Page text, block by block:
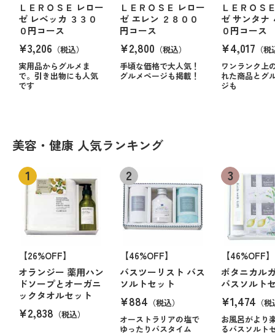
ＬＥＲＯＳＥ レロー
ゼ レベッカ ３３０
０円コース
¥3,206 （税込）
実用品からグルメま
で。引き出物にも人気
です
ＬＥＲＯＳＥ レロー
ゼ エレン ２８００
円コース
¥2,800 （税込）
手頃な価格で大人気！
グルメページも掲載！
ＬＥＲＯＳ
ゼ サンタナ
０円コース
¥4,017 （
ワンランク上
れた商品とグ
ジも
美容・健康 人気ランキング
【26%OFF】
オランジー 薬用ハン
ドソープとオーガニ
ックタオルセット
¥2,838 （税込）
【46%OFF】
バスツーリスト バス
ソルトセット
¥884 （税込）
オーストラリアの塩で
ゆったりバスタイム
【46%OFF】
ボタニカル
バスソルト
¥1,474 （
お風呂がより
るバスソルト